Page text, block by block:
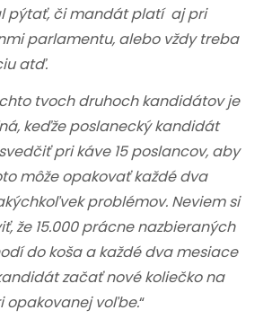
pýtať, či mandát platí aj pri
parlamentu, alebo vždy treba
atď.
tvoch druhoch kandidátov je
keďže poslanecký kandidát
pri káve 15 poslancov, aby
môže opakovať každé dva
problémov. Neviem si
že 15.000 prácne nazbieraných
do koša a každé dva mesiace
začať nové koliečko na
opakovanej voľbe.“